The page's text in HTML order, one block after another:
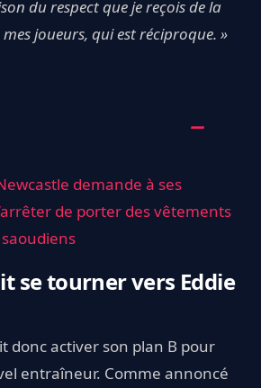
du respect que je reçois de la
joueurs, qui est réciproque. »
demande à ses
de porter des vêtements
se tourner vers Eddie
donc activer son plan B pour
entraîneur. Comme annoncé